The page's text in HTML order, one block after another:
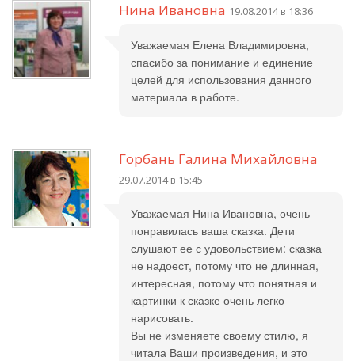
Нина Ивановна 19.08.2014 в 18:36
Уважаемая Елена Владимировна,
спасибо за понимание и единение
целей для использования данного
материала в работе.
Горбань Галина Михайловна
29.07.2014 в 15:45
Уважаемая Нина Ивановна, очень
понравилась ваша сказка. Дети
слушают ее с удовольствием: сказка
не надоест, потому что не длинная,
интересная, потому что понятная и
картинки к сказке очень легко
нарисовать.
Вы не изменяете своему стилю, я
читала Ваши произведения, и это